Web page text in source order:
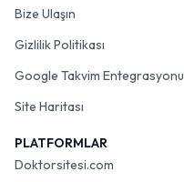
Bize Ulaşın
Gizlilik Politikası
Google Takvim Entegrasyonu
Site Haritası
PLATFORMLAR
Doktorsitesi.com